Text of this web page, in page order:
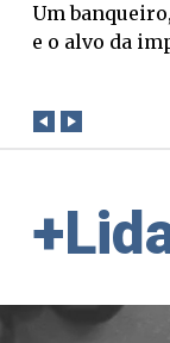
O Boato
verdade.